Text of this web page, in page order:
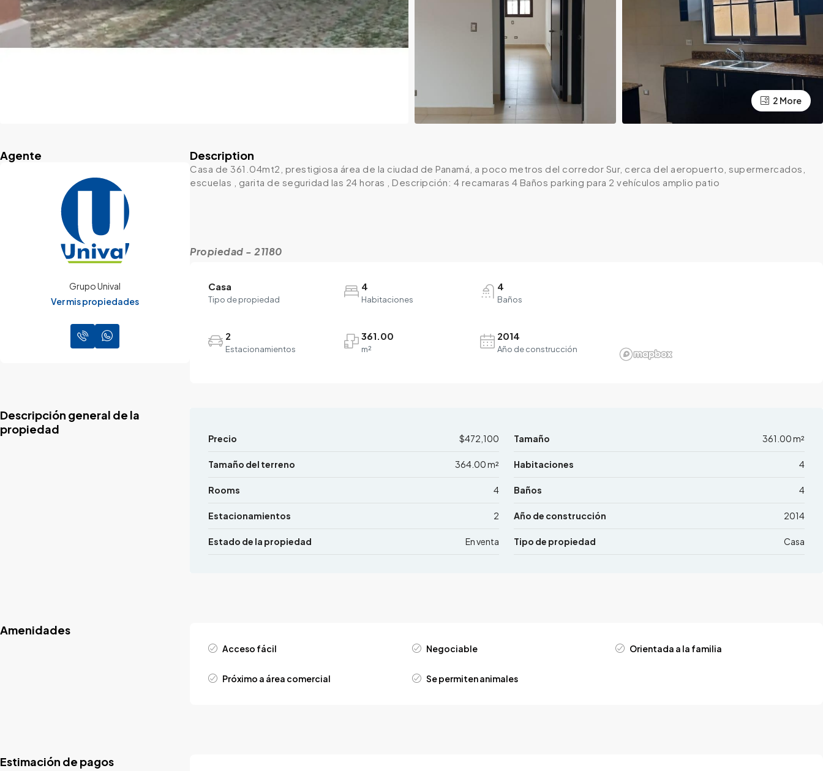
2 More
Agente
Grupo Unival
Ver mis propiedades
Description
Casa de 361.04mt2, prestigiosa área de la ciudad de Panamá, a poco metros del corredor Sur, cerca del aeropuerto, supermercados,
escuelas , garita de seguridad las 24 horas , Descripción: 4 recamaras 4 Baños parking para 2 vehículos amplio patio
Propiedad - 21180
Casa
Tipo de propiedad
4
Habitaciones
4
Baños
2
Estacionamientos
361.00
m²
2014
Año de construcción
Descripción general de la
propiedad
Precio $472,100 Tamaño 361.00 m²
Tamaño del terreno 364.00 m² Habitaciones 4
Rooms 4 Baños 4
Estacionamientos 2 Año de construcción 2014
Estado de la propiedad En venta Tipo de propiedad Casa
Amenidades
Acceso fácil Negociable Orientada a la familia
Próximo a área comercial Se permiten animales
Estimación de pagos